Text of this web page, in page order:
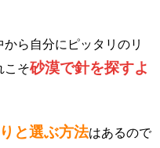
ら自分にピッタリのリ
こそ砂漠で針を探すよ
と選ぶ方法はあるので